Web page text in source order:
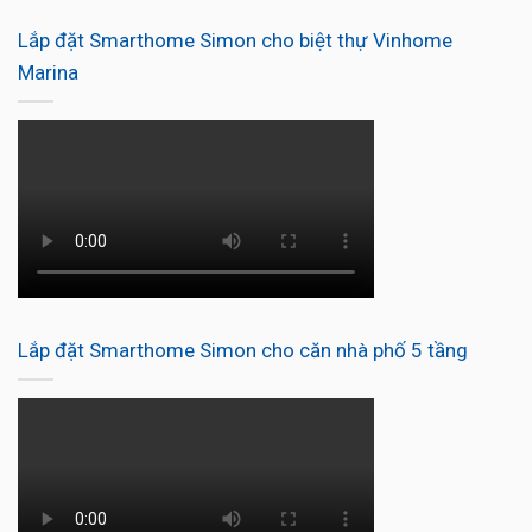
Lắp đặt Smarthome Simon cho biệt thự Vinhome
Marina
Lắp đặt Smarthome Simon cho căn nhà phố 5 tầng